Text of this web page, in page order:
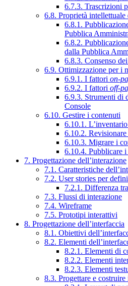
6.7.3. Trascrizioni
6.8. Proprietà intellettuale
6.8.1.
Pubblica
6.8.2.
dalla Pubblica
6.8.3. Consenso
6.9. Ottimizzazione per i
6.9.1. I fattori on-
6.9.2. I fattori off-
6.9.3. Strumenti di
Console
6.10. Gestire i contenuti
6.10.1.
6.10.2.
6.10.3. Migrare i
6.10.4. Pubblicare
7. Progettazione dell’interazione
7.1. Caratteristiche
7.2. User stories per
7.2.1. Differenza
7.3. Flussi di interazione
7.4. Wireframe
7.5. Prototipi interattivi
8. Progettazione dell’interfaccia
8.1. Obiettivi
8.2. Elementi
8.2.1. Elementi di
8.2.2. Elementi
8.2.3. Elementi
8.3. Progettare e costruire